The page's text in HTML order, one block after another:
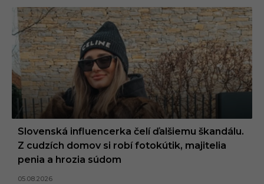
Slovenská influencerka čelí ďalšiemu škandálu.
Z cudzích domov si robí fotokútik, majitelia
penia a hrozia súdom
05.08.2026